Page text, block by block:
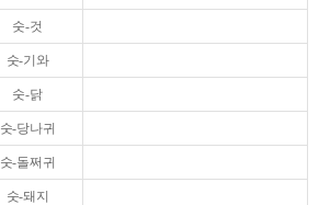
숫-것
숫-기와
숫-닭
숫-당나귀
숫-돌쩌귀
숫-돼지